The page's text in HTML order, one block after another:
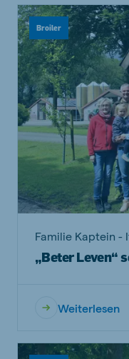
Broiler
Familie Kaptein -
„Beter Leven“
Weiterlesen